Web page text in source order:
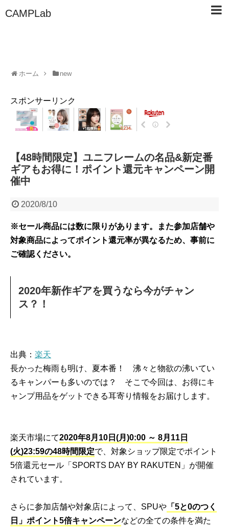
CAMPLab
ホーム new
スポンサーリンク
【48時間限定】ユニフレームの名品&新定番
ギアもお得に！ポイント還元キャンペーン開
催中
2020/8/10
※セール商品には数に限りがあります。また参加店舗や
対象商品によってポイント還元率が異なるため、事前に
ご確認ください。
2020年新作ギアを買うなら今がチャン
ス？！
出典： 楽天
長かった梅雨も明け、夏本番！ 沸々と物欲の沸いてい
るキャンパーも多いのでは？ そこで今回は、お得にキ
ャンプ用品をゲットできる耳寄り情報をお届けします。
楽天市場にて2020年8月10日(月)0:00 ～ 8月11日
(火)23:59の48時間限定で、対象ショップ限定でポイント
5倍還元セール「SPORTS DAY BY RAKUTEN」が開催
されています。
さらに参加店舗や対象店によって、SPUや 「5と0のつく
日」ポイント5倍キャンペーンなどの全ての条件を満た